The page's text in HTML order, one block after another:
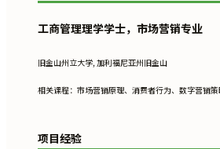
工商管理理学学士，市场营销专业
旧金山州立大学, 加利福尼亚州旧金山
相关课程：市场营销原理、消费者行为、数字营销策
项目经验